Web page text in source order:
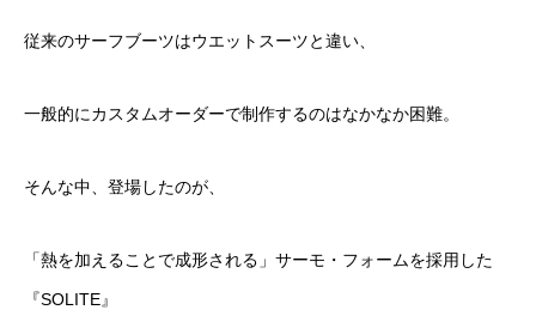
従来のサーフブーツはウエットスーツと違い、
一般的にカスタムオーダーで制作するのはなかなか困難。
そんな中、登場したのが、
「熱を加えることで成形される」サーモ・フォームを採用した
『SOLITE』